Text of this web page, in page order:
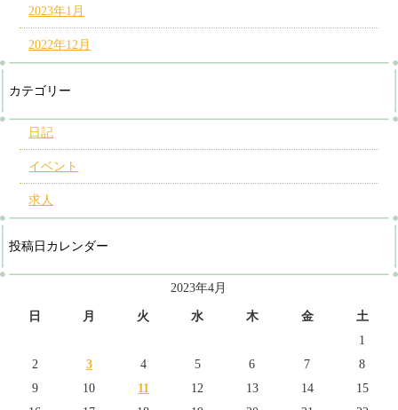
2023年1月
2022年12月
カテゴリー
日記
イベント
求人
投稿日カレンダー
2023年4月
日 月 火 水 木 金
土
1
2
3 4 5 6 7
8
9
10 11 12 13 14
15